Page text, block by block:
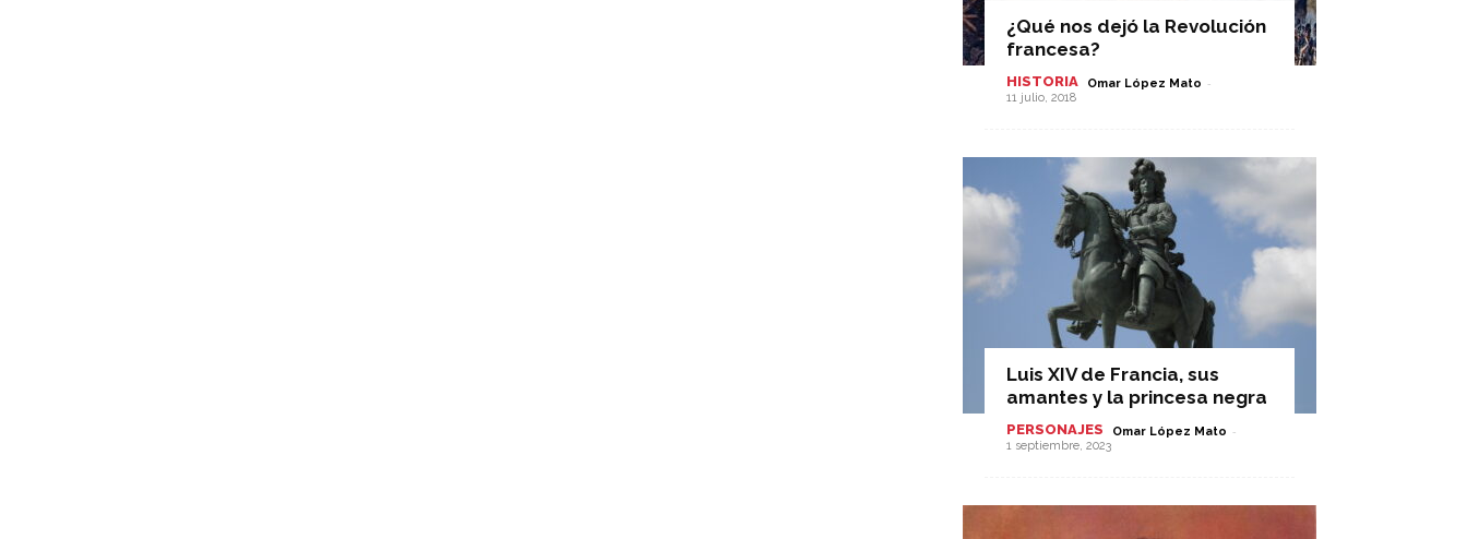
¿Qué nos dejó la Revolución
francesa?
HISTORIA Omar López Mato -
11 julio, 2018
Luis XIV de Francia, sus
amantes y la princesa negra
PERSONAJES Omar López Mato -
1 septiembre, 2023